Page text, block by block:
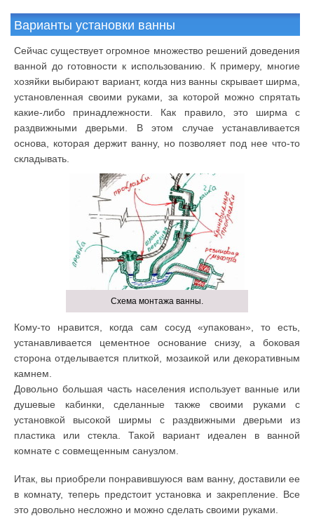
Варианты установки ванны
Сейчас существует огромное множество решений доведения
ванной до готовности к использованию. К примеру, многие
хозяйки выбирают вариант, когда низ ванны скрывает ширма,
установленная своими руками, за которой можно спрятать
какие-либо принадлежности. Как правило, это ширма с
раздвижными дверьми. В этом случае устанавливается
основа, которая держит ванну, но позволяет под нее что-то
складывать.
Схема монтажа ванны.
Кому-то нравится, когда сам сосуд «упакован», то есть,
устанавливается цементное основание снизу, а боковая
сторона отделывается плиткой, мозаикой или декоративным
камнем.
Довольно большая часть населения использует ванные или
душевые кабинки, сделанные также своими руками с
установкой высокой ширмы с раздвижными дверьми из
пластика или стекла. Такой вариант идеален в ванной
комнате с совмещенным санузлом.
Итак, вы приобрели понравившуюся вам ванну, доставили ее
в комнату, теперь предстоит установка и закрепление. Все
это довольно несложно и можно сделать своими руками.